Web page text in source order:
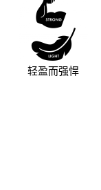
轻盈而强悍